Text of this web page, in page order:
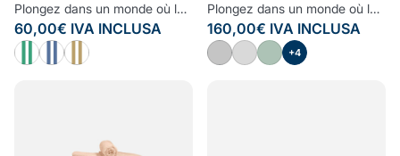
Plongez dans un monde où le style rencontre le confort avec nos draps de bain de la Collection 12 Millimètres. Grâce à sa douceur incomparable et les propriétés écologiques du bambou, vous sécher à la sortie de votre douche sera le meilleur moment de votre routine quotidienne. Une pièce maîtresse qui allie confort, élégance et durabilité – un ajout indispensable à votre collection de linge de maison.
60,00€ IVA INCLUSA
Plongez dans un monde où le style rencontre le confort avec notre set de douche de la Collection Grand Hôtel. Grâce à sa douceur incomparable et les propriétés écologiques du bambou, vous sécher à la sortie de votre douche sera le meilleur moment de votre routine quotidienne. Une pièce maîtresse qui allie confort, élégance et durabilité – un ajout indispensable à votre collection de linge de maison.
160,00€ IVA INCLUSA
+4